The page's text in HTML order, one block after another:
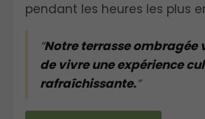
pendant les heures les plus
Notre terrasse ombragée
de vivre une expérience
rafraîchissante.